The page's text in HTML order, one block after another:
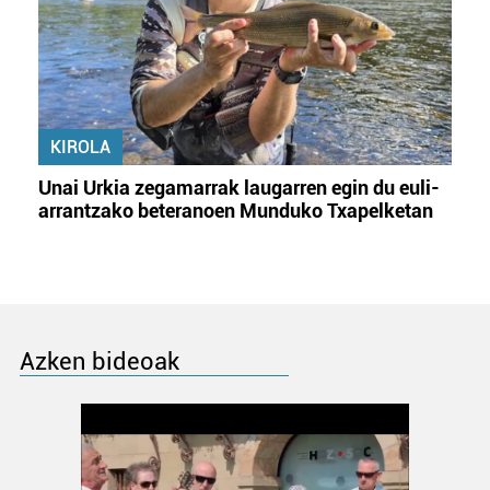
KIROLA
Unai Urkia zegamarrak laugarren egin du euli-
arrantzako beteranoen Munduko Txapelketan
Azken bideoak